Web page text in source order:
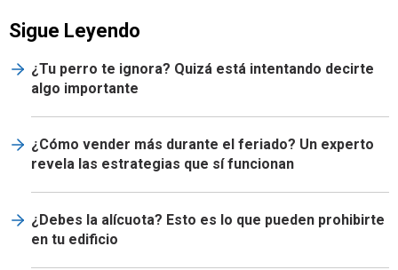
Sigue Leyendo
¿Tu perro te ignora? Quizá está intentando decirte
algo importante
¿Cómo vender más durante el feriado? Un experto
revela las estrategias que sí funcionan
¿Debes la alícuota? Esto es lo que pueden prohibirte
en tu edificio